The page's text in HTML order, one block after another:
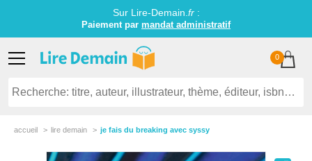
Sur Lire-Demain. fr:
Paiement par mandat administratif
0
accueil lire demain je fais du breaking avec syssy